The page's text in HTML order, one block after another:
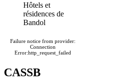
Hôtels et
résidences de
Bandol
Failure notice from provider:
Connection
Error:http_request_failed
CASSB